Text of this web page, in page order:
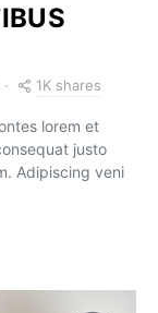
1K shares
lorem et
justo
Adipiscing veni